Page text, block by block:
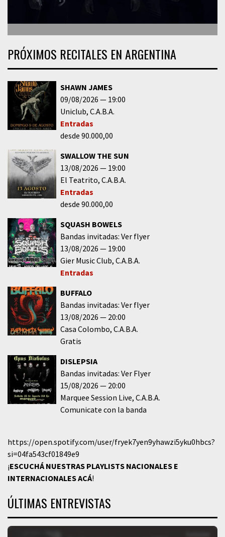
PRÓXIMOS RECITALES EN ARGENTINA
SHAWN JAMES
09/08/2026
19:00
Uniclub C.A.B.A.
Entradas
desde 90.000,00
SWALLOW THE SUN
13/08/2026
19:00
El Teatrito C.A.B.A.
Entradas
desde 90.000,00
SQUASH BOWELS
Bandas invitadas: Ver flyer
13/08/2026
19:00
Gier Music Club C.A.B.A.
Entradas
BUFFALO
Bandas invitadas: Ver flyer
13/08/2026
20:00
Casa Colombo C.A.B.A.
Gratis
DISLEPSIA
Bandas invitadas: Ver Flyer
15/08/2026
20:00
Marquee Session Live C.A.B.A.
Comunicate con la banda
https://open.spotify.com/user/fryek7yen9yhawzi5yku0hbcs?
si=04fa543cf01849e9
¡ESCUCHÁ NUESTRAS PLAYLISTS NACIONALES E
INTERNACIONALESACÁ!
ÚLTIMAS ENTREVISTAS